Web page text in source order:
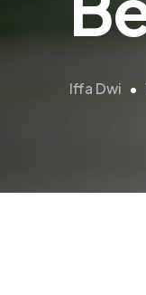
Iffa Dwi